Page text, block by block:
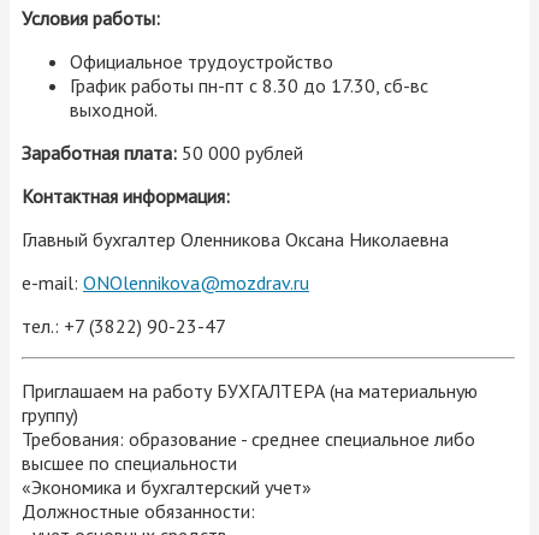
Условия работы:
Официальное трудоустройство
График работы пн-пт с 8.30 до 17.30, сб-вс
выходной.
Заработная плата: 50 000 рублей
Контактная информация:
Главный бухгалтер Оленникова Оксана Николаевна
e-mail: ONOlennikova@mozdrav.ru
тел.: +7 (3822) 90-23-47
Приглашаем на работу БУХГАЛТЕРА (на материальную
группу)
Требования: образование - среднее специальное либо
высшее по специальности
«Экономика и бухгалтерский учет»
Должностные обязанности: